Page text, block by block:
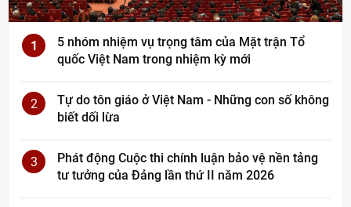
1
5 nhóm nhiệm vụ trọng tâm của Mặt trận Tổ
quốc Việt Nam trong nhiệm kỳ mới
2
Tự do tôn giáo ở Việt Nam - Những con số không
biết dối lừa
3
Phát động Cuộc thi chính luận bảo vệ nền tảng
tư tưởng của Đảng lần thứ II năm 2026